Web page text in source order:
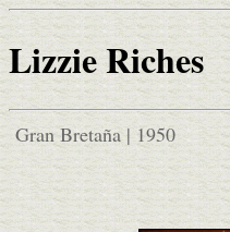
Lizzie Riches
Gran Bretaña | 1950